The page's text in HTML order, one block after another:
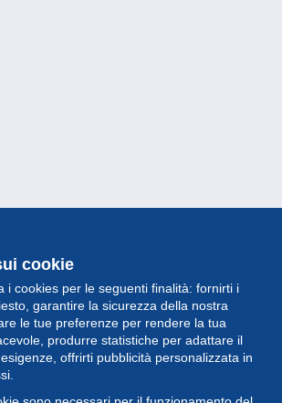
cookie
i cookies per le seguenti finalità: fornirti i
garantire la sicurezza della nostra
le tue preferenze per rendere la tua
produrre statistiche per adattare il
offrirti pubblicità personalizzata in